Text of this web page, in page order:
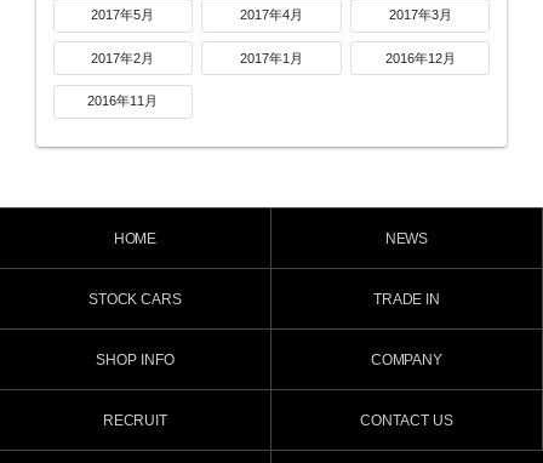
2017年5月 2017年4月 2017年3月
2017年2月 2017年1月 2016年12月
2016年11月
HOME NEWS
STOCK CARS TRADE IN
SHOP INFO COMPANY
RECRUIT CONTACT US